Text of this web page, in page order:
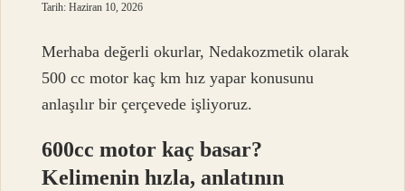
Tarih: Haziran 10, 2026
Merhaba değerli okurlar, Nedakozmetik olarak
500 cc motor kaç km hız yapar konusunu
anlaşılır bir çerçevede işliyoruz.
600cc motor kaç basar?
Kelimenin hızla, anlatının